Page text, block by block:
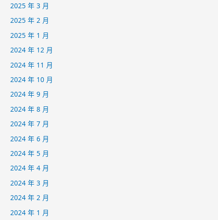
2025 年 3 月
2025 年 2 月
2025 年 1 月
2024 年 12 月
2024 年 11 月
2024 年 10 月
2024 年 9 月
2024 年 8 月
2024 年 7 月
2024 年 6 月
2024 年 5 月
2024 年 4 月
2024 年 3 月
2024 年 2 月
2024 年 1 月